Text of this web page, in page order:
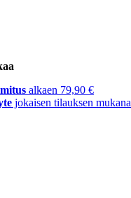
alkaen 79,90 €
jokaisen tilauksen mukana